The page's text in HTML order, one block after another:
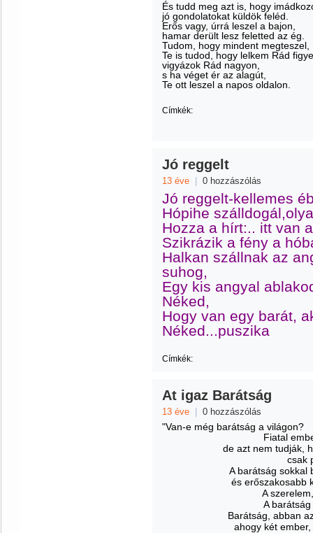
És tudd meg azt is, hogy
jó gondolatokat küldök feléd.
Erős vagy, úrrá leszel a bajon,
hamar derült lesz feletted az ég.
Tudom, hogy mindent megteszel,
Te is tudod, hogy lelkem Rád
vigyázok Rád nagyon,
s ha véget ér az alagút,
Te ott leszel a napos oldalon.
Címkék:
Jó reggelt
13 éve 0 hozzászólás
Jó reggelt-kellemes
Hópihe
Hozza a hírt:.. itt van
Szikrázik a fény a
Halkan szállnak az
suhog,
Egy kis angyal
Néked,
Hogy van egy barát,
Néked...puszika
Címkék:
At igaz Barátság
13 éve 0 hozzászólás
"Van-e még barátság a világon?
Fiatal
de azt nem tudják,
csak
A barátság sokkal
és erőszakosabb
A
A
Barátság, abban
ahogy két